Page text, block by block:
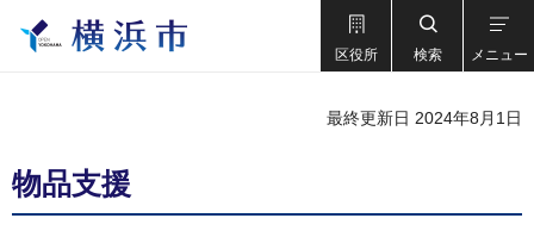
区役所 検索 メニュー
最終更新日 2024年8月1日
物品支援